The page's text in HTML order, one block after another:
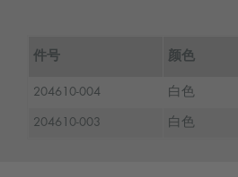
件号 颜色
204610-004 白色
204610-003 白色